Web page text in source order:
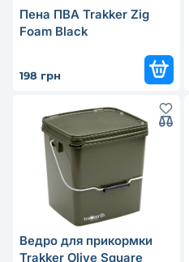
Пена ПВА Trakker Zig
Foam Black
198 грн
Ведро для прикормки
Trakker Olive Square